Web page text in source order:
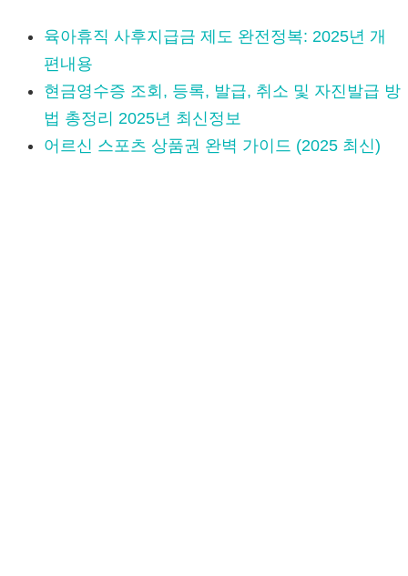
육아휴직 사후지급금 제도 완전정복: 2025년 개
편내용
현금영수증 조회, 등록, 발급, 취소 및 자진발급 방
법 총정리 2025년 최신정보
어르신 스포츠 상품권 완벽 가이드 (2025 최신)